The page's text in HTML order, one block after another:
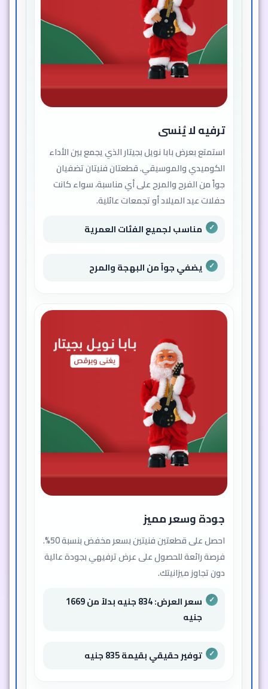
ترفيه لا يُنسى
استمتع بعرض بابا نويل بجيتار الذي يجمع بين الأداء
الكوميدي والموسيقي. قطعتان فنيتان تضفيان
جواً من الفرح والمرح على أي مناسبة، سواء كانت
حفلات عيد الميلاد أو تجمعات عائلية.
مناسب لجميع الفئات العمرية
يضفي جواً من البهجة والمرح
جودة وسعر مميز
احصل على قطعتين فنيتين بسعر مخفض بنسبة 50%.
فرصة رائعة للحصول على عرض ترفيهي بجودة عالية
دون تجاوز ميزانيتك.
سعر العرض: 834 جنيه بدلاً من 1669
جنيه
توفير حقيقي بقيمة 835 جنيه